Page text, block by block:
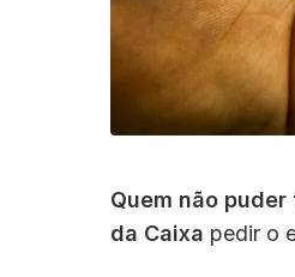
Quem não
da Caixa pedir o